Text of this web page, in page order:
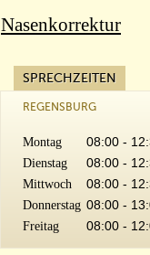
Nasenkorrektur
SPRECHZEITEN
REGENSBURG
Montag 08:00 -
Dienstag 08:00 -
Mittwoch 08:00 -
Donnerstag 08:00 -
Freitag 08:00 -